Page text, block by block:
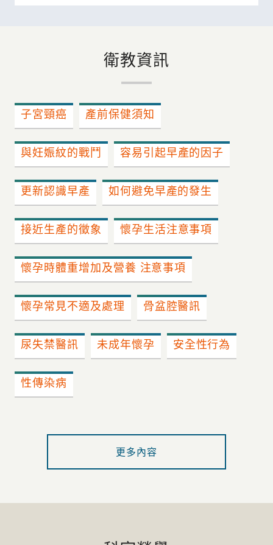
衛教資訊
子宮頸癌 產前保健須知
與妊娠紋的戰鬥 容易引起早產的因子
更新認識早產 如何避免早產的發生
接近生產的徵象 懷孕生活注意事項
懷孕時體重增加及營養 注意事項
懷孕常見不適及處理 骨盆腔醫訊
尿失禁醫訊 未成年懷孕 安全性行為
性傳染病
更多內容